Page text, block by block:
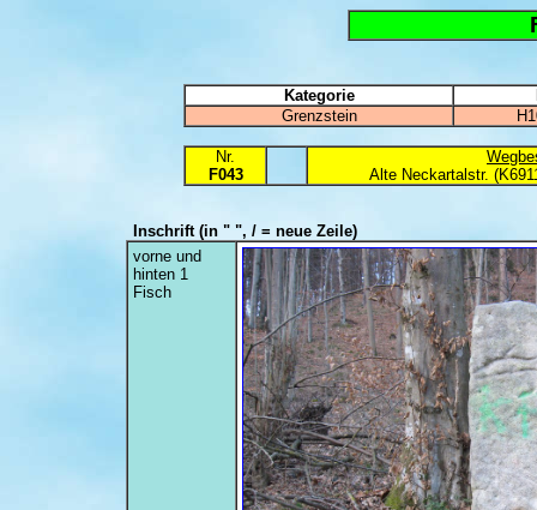
Kategorie
Grenzstein
Nr.
F043
Alte Neckartalstr.
Inschrift(in " ", / = neue Zeile)
vorne und
hinten 1
Fisch